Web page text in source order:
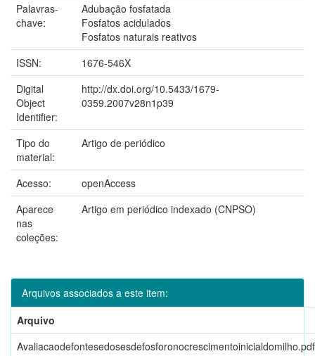
Palavras-
chave:
Adubação fosfatada
Fosfatos acidulados
Fosfatos naturais reativos
ISSN:
1676-546X
Digital
Object
Identifier:
http://dx.doi.org/10.5433/1679-
0359.2007v28n1p39
Tipo do
material:
Artigo de periódico
Acesso:
openAccess
Aparece
nas
coleções:
Artigo em periódico indexado (CNPSO)
Arquivos associados a este item:
Arquivo
Avaliacaodefontesedosesdefosforonocrescimentoinicialdomilho.pdf